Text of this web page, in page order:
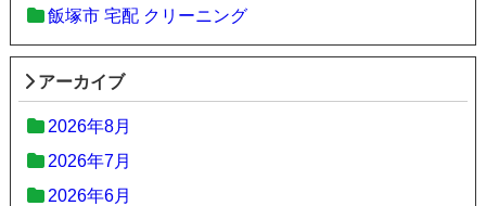
飯塚市 宅配 クリーニング
アーカイブ
2026年8月
2026年7月
2026年6月